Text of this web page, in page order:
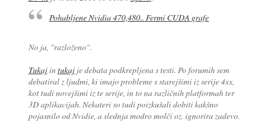
Pohabljene Nvidia 470,480.. Fermi CUDA grafe
No ja, "razloženo".
Tukajintukajje debata podkrepljena s testi. Po forumih sem
debatiral z ljudmi, ki imajo probleme s starejšimi iz serije 4xx,
kot tudi novejšimi iz te serije, in to na različnih platformah ter
3D aplikacijah. Nekateri so tudi poizkušali dobiti kakšno
pojasnilo od Nvidie, a slednja modro molči oz. ignorira zadevo.